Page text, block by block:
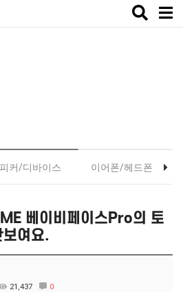
Toggle
커/디바이스 이어폰/헤드폰
베이비페이스Pro의 토
여요.
21,437 0